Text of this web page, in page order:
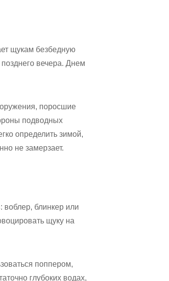
щукам безбедную
вечера. Днем
поросшие
подводных
определить зимой,
не замерзает.
воблер, блинкер или
щуку на
поппером,
глубоких водах,